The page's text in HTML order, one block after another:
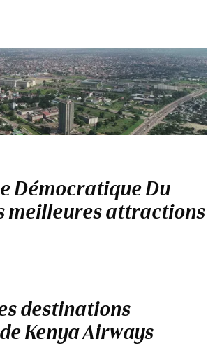
Démocratique Du
meilleures attractions
destinations
Kenya Airways